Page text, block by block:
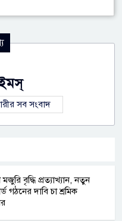
সব সংবাদ
বৃদ্ধি প্রত্যাখ্যান, নতুন
গঠনের দাবি চা শ্রমিক